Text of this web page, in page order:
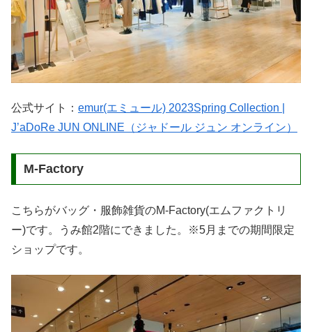
公式サイト： emur(エミュール) 2023Spring Collection |
J’aDoRe JUN ONLINE（ジャドール ジュン オンライン）
M-Factory
こちらがバッグ・服飾雑貨のM-Factory(エムファクトリ
ー)です。うみ館2階にできました。※5月までの期間限定
ショップです。